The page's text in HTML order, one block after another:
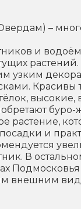
–
и
растений.
узким
Красивы
высокие,
растение,
и
В
внешним